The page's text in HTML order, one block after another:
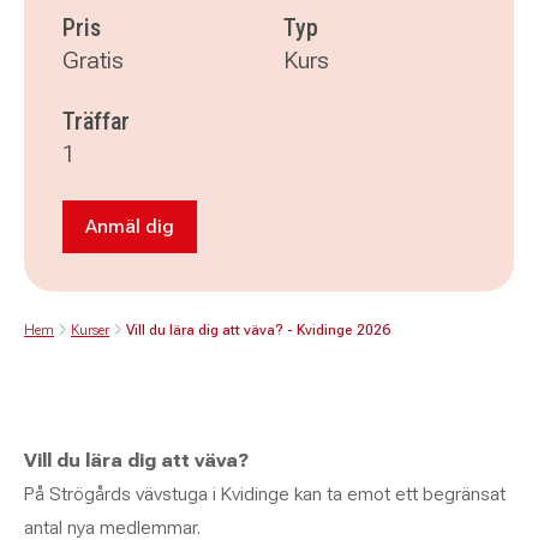
Pris
Gratis
Typ
Kurs
Träffar
1
Anmäl dig till Vill du lära dig att väva? -
Anmäl dig
Hem Kurser Vill du lära dig att väva? - Kvidinge 2026
Vill du lära dig att väva?
På Strögårds vävstuga i Kvidinge kan ta emot ett begränsat
antal nya medlemmar.